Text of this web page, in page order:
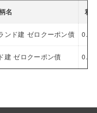
名 利
ンド建 ゼロクーポン債
建 ゼロクーポン債